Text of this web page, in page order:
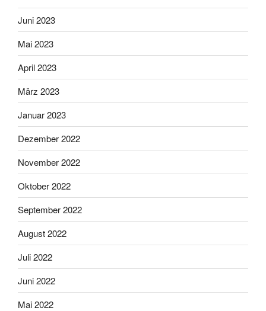
Juni 2023
Mai 2023
April 2023
März 2023
Januar 2023
Dezember 2022
November 2022
Oktober 2022
September 2022
August 2022
Juli 2022
Juni 2022
Mai 2022